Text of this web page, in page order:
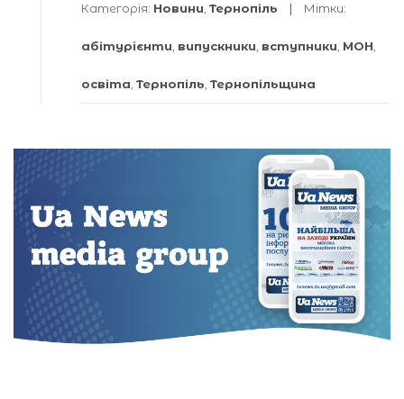
Категорія: Новини, Тернопіль Мітки:
абітурієнти, випускники, вступники, МОН,
освіта, Тернопіль, Тернопільщина